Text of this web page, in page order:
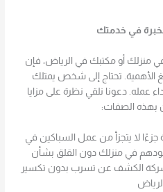
في خدمتك
في منزلك أو مكتبك في الرياض، فإن
الأهمية. تحتاج إلى شخص يمتلك
عمله. دعونا نلقي نظرة على مزايا
بهذه الصفات:
جزءًا لا يتجزأ من عمل السباكين في
في منزلك دون القلق بشأن
الكشف عن تسرب بدون تكسير